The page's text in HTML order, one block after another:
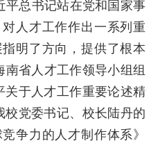
平总书记站在党和国家事
人才工作作出一系列重
明了方向，提供了根本
南省人才工作领导小组组
关于人才工作重要论述精
校党委书记、校长陆丹的
争力的人才制作体系》